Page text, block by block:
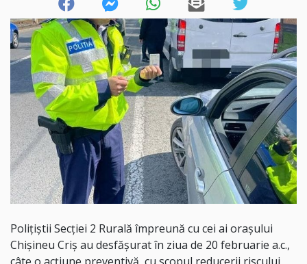
Polițiștii Secției 2 Rurală împreună cu cei ai orașului
Chișineu Criș au desfășurat în ziua de 20 februarie a.c.,